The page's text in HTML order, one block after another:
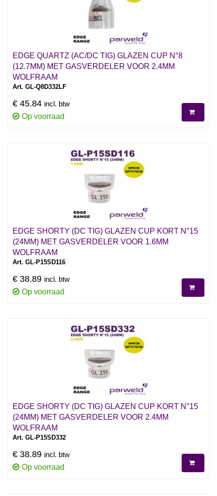
EDGE QUARTZ (AC/DC TIG) GLAZEN CUP N°8
(12.7MM) MET GASVERDELER VOOR 2.4MM
WOLFRAAM
Art. GL-Q8D332LF
€ 45.84 incl. btw
Op voorraad
EDGE SHORTY (DC TIG) GLAZEN CUP KORT N°15
(24MM) MET GASVERDELER VOOR 1.6MM
WOLFRAAM
Art. GL-P15SD116
€ 38.89 incl. btw
Op voorraad
EDGE SHORTY (DC TIG) GLAZEN CUP KORT N°15
(24MM) MET GASVERDELER VOOR 2.4MM
WOLFRAAM
Art. GL-P15SD332
€ 38.89 incl. btw
Op voorraad